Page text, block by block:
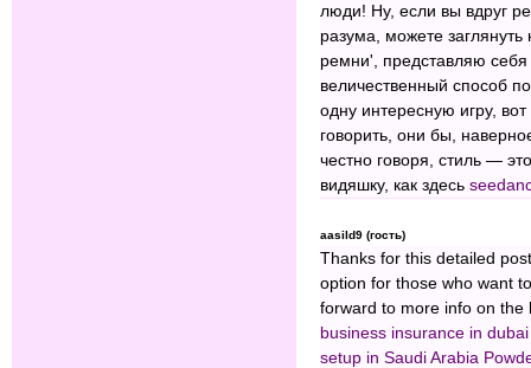
люди! Ну, если вы вдруг
разума, можете
ремни', представляю
величественный способ
одну интересную игру,
говорить, они бы,
честно говоря, стиль —
видяшку, как здесь
aasild9 (гость)
Thanks for this detailed
option for those who want
forward to more info on
business insurance in dubai
setup in Saudi Arabia